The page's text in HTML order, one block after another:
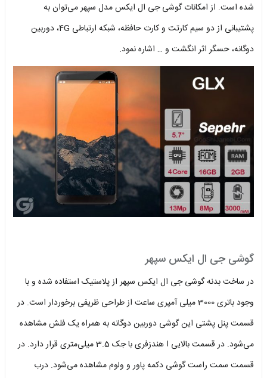
شده است. از امکانات گوشی جی ال ایکس مدل سپهر می‌توان به
پشتیبانی از دو سیم کارتت و کارت حافظه، شبکه ارتباطی 4G، دوربین
دوگانه، حسگر اثر انگشت و … اشاره نمود.
گوشی جی ال ایکس سپهر
در ساخت بدنه گوشی جی ال ایکس سپهر از پلاستیک استفاده شده و با
وجود باتری 3000 میلی آمپری ساعت از طراحی ظریفی برخوردار است. در
قسمت پنل پشتی این گوشی دوربین دوگانه به همراه یک فلش مشاهده
می‌شود. در قسمت بالایی ا هندزفری با جک 3.5 میلی‌متری قرار دارد. در
قسمت سمت راست گوشی دکمه‌ پاور و ولوم مشاهده می‌شود. درب